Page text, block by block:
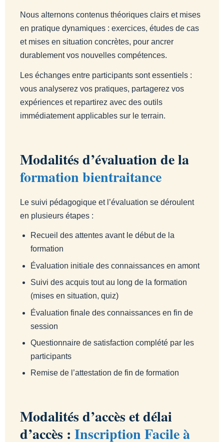
Nous alternons contenus théoriques clairs et mises
en pratique dynamiques : exercices, études de cas
et mises en situation concrètes, pour ancrer
durablement vos nouvelles compétences.
Les échanges entre participants sont essentiels :
vous analyserez vos pratiques, partagerez vos
expériences et repartirez avec des outils
immédiatement applicables sur le terrain.
Modalités d’évaluation de la
formation bientraitance
Le suivi pédagogique et l’évaluation se déroulent
en plusieurs étapes :
Recueil des attentes avant le début de la
formation
Évaluation initiale des connaissances en amont
Suivi des acquis tout au long de la formation
(mises en situation, quiz)
Évaluation finale des connaissances en fin de
session
Questionnaire de satisfaction complété par les
participants
Remise de l’attestation de fin de formation
Modalités d’accès et délai
d’accès : Inscription Facile à